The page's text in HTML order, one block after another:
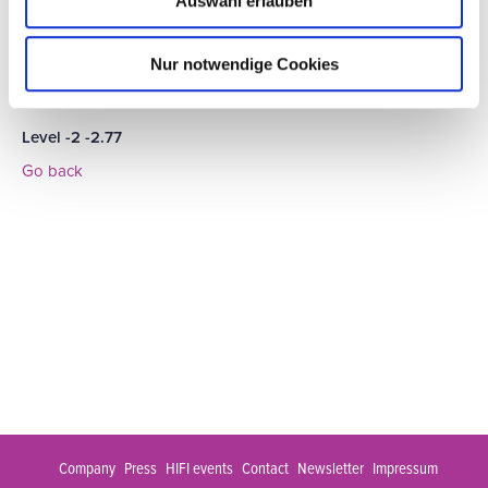
Nur notwendige Cookies
Level -2 -2.77
Go back
Company Press HIFI events Contact Newsletter Impressum